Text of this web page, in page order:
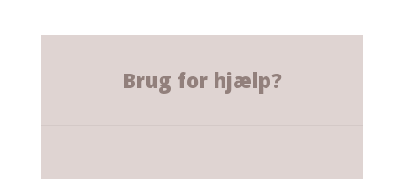
Brug for hjælp?